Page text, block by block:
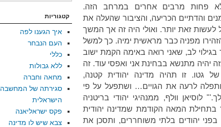
לא פחות מרבים אחרים במרחב הזה.
והדתיים הכריעה, והציבור שהעלה את
יהיה מסוגל לעשות זאת יותר. ואולי היה זה אך המשך
מפניה כבר מראשית ימיה. כך למשל
לב, שאני רואה באימה הקמת ישוב
יהיה מתנשא בבחינת אני ואפסי עוד. זה
גטו. זו תהיה מדינה יהודית קטנה,
לרעה את הגויים… ושתפעל על פי
וולף, ממנהיגי יהודי בריטניה
המאה הקודמת שמדינה יהודית
יהודים בלתי משוחררים, ותסכן את
קטגוריות
איך הגענו לפה
העם הנבחר
כללי
ללא גבולות
מחאה וחברה
סגירתה של המחשבה
הישראלית
פקס ישראליאנה
צבא שיש לו מדינה